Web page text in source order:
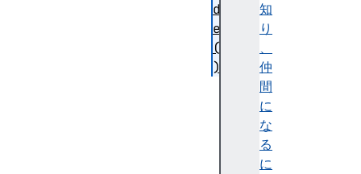
知
り
、
仲
間
に
な
る
に
d
e
(
)